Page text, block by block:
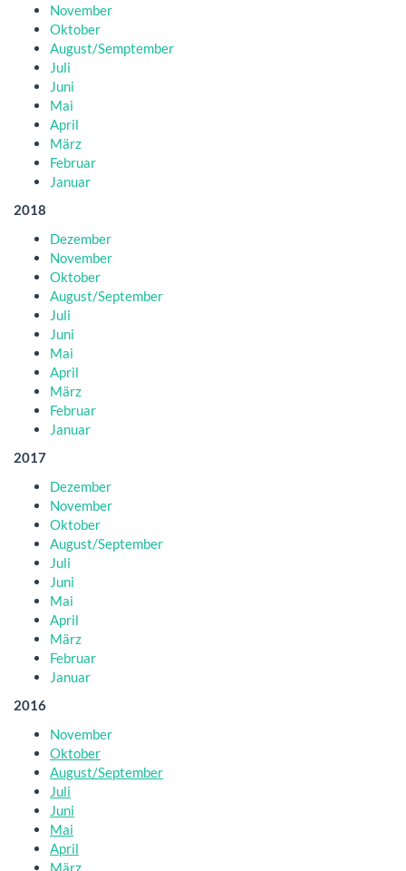
November
Oktober
August/Semptember
Juli
Juni
Mai
April
März
Februar
Januar
2018
Dezember
November
Oktober
August/September
Juli
Juni
Mai
April
März
Februar
Januar
2017
Dezember
November
Oktober
August/September
Juli
Juni
Mai
April
März
Februar
Januar
2016
November
Oktober
August/September
Juli
Juni
Mai
April
März